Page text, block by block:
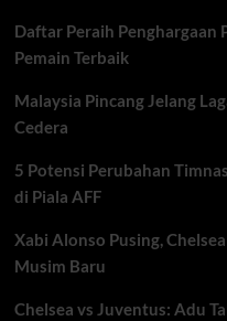
Tantangan
Berat
Daftar Peraih Penghargaan
Pemain Terbaik
Malaysia Pincang Jelang
Cedera
5 Potensi Perubahan
di Piala AFF
Xabi Alonso Pusing,
Musim Baru
Chelsea vs Juventus: Adu